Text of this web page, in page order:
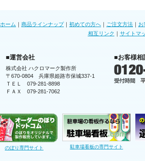
ホーム ｜ 商品ラインナップ｜ 初めての方へ ｜ ご注文方法 ｜ お
相互リンク ｜ サイトマ
■運営会社
株式会社 ハクロマーク製作所
〒670-0804 兵庫県姫路市保城337-1
ＴＥＬ 079-281-8898
ＦＡＸ 079-281-7062
■お客様相
のぼり専門サイト 駐車場看板の専門サイト